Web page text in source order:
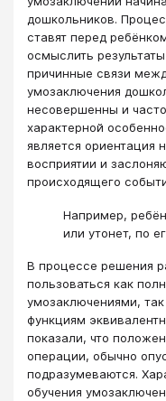
дошкольников.
ставят перед
осмыслить
причинные связи
умозаключения
несовершенны и
характерной
является ориентация
восприятии и
происходящего
Например,
или утонет, по
В процессе решения
пользоваться как
умозаключениями,
функциям
показали, что
операции, обычно
подразумеваются.
обучения